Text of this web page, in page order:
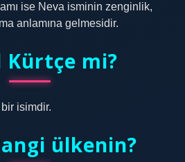
ise Neva isminin zenginlik,
anlamına gelmesidir.
Kürtçe mi?
isimdir.
ülkenin?